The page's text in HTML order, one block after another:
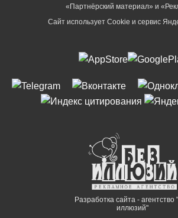
«Партнёрский материал» и
Сайт использует Cookie и сервиc
Разработка сайта - агентство
иллюзий"